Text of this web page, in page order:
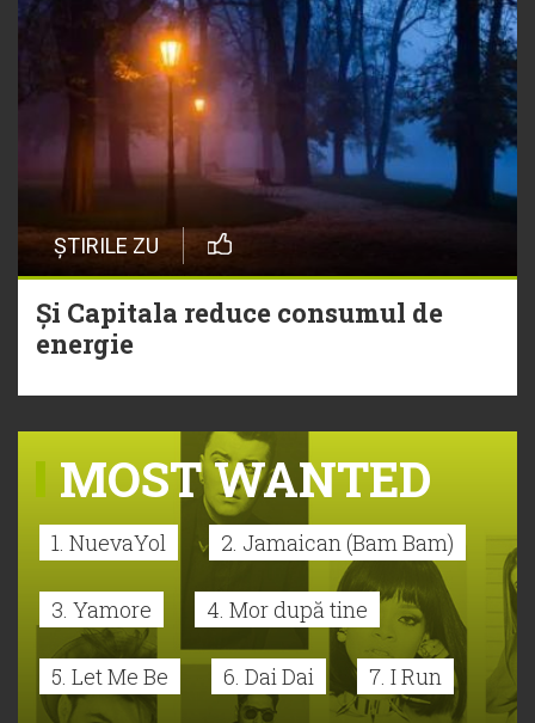
ȘTIRILE ZU
Și Capitala reduce consumul de
energie
MOST WANTED
1. NuevaYol 2. Jamaican (Bam Bam)
3. Yamore 4. Mor după tine
5. Let Me Be 6. Dai Dai 7. I Run